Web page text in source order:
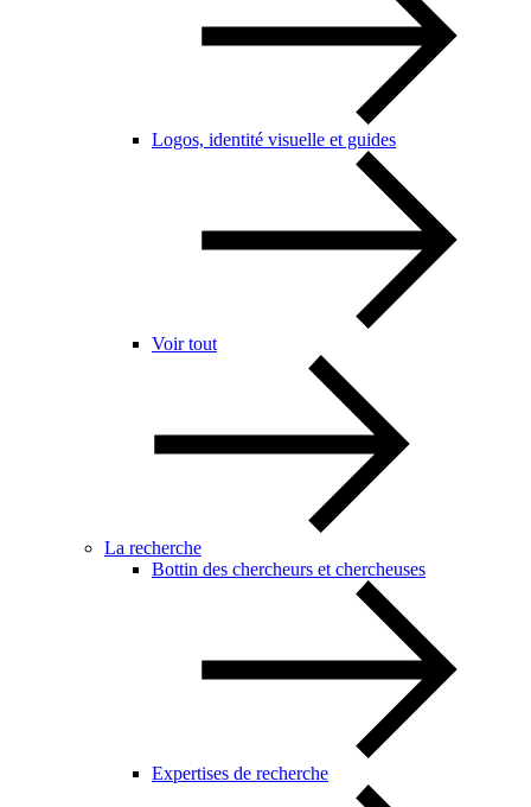
Logos, identité visuelle et guides
Voir tout
La recherche
Bottin des chercheurs et chercheuses
Expertises de recherche